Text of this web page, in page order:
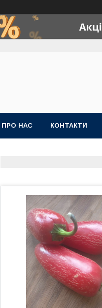
ПРО НАС КОНТАКТИ